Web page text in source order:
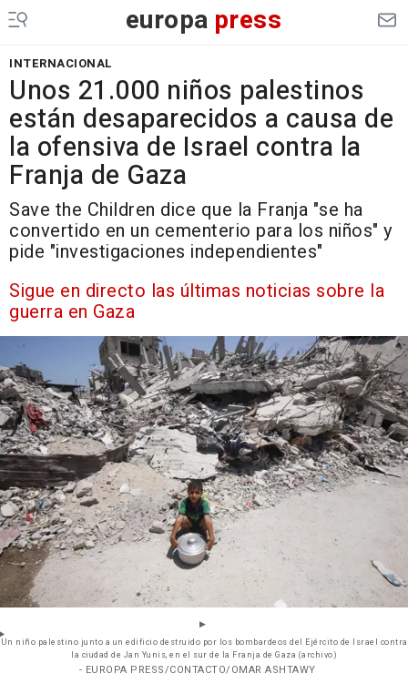
europa press
INTERNACIONAL
Unos 21.000 niños palestinos
están desaparecidos a causa de
la ofensiva de Israel contra la
Franja de Gaza
Save the Children dice que la Franja "se ha
convertido en un cementerio para los niños" y
pide "investigaciones independientes"
Sigue en directo las últimas noticias sobre la
guerra en Gaza
Un niño palestino junto a un edificio destruido por los bombardeos del Ejército de Israel contra
la ciudad de Jan Yunis, en el sur de la Franja de Gaza (archivo)
- EUROPA PRESS/CONTACTO/OMAR ASHTAWY